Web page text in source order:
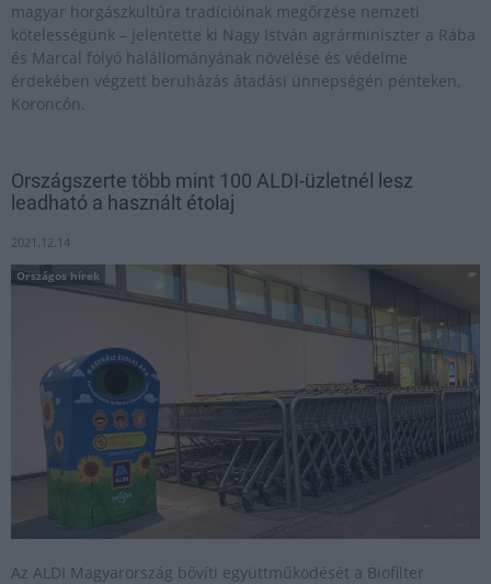
magyar horgászkultúra tradícióinak megőrzése nemzeti
kötelességünk – jelentette ki Nagy István agrárminiszter a Rába
és Marcal folyó halállományának növelése és védelme
érdekében végzett beruházás átadási ünnepségén pénteken,
Koroncón.
Országszerte több mint 100 ALDI-üzletnél lesz
leadható a használt étolaj
2021.12.14
Országos hírek
Az ALDI Magyarország bővíti együttműködését a Biofilter